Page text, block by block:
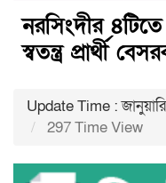
নরসিংদীর
স্বতন্ত্র প্রার্থী
Update Time :
297 Time View